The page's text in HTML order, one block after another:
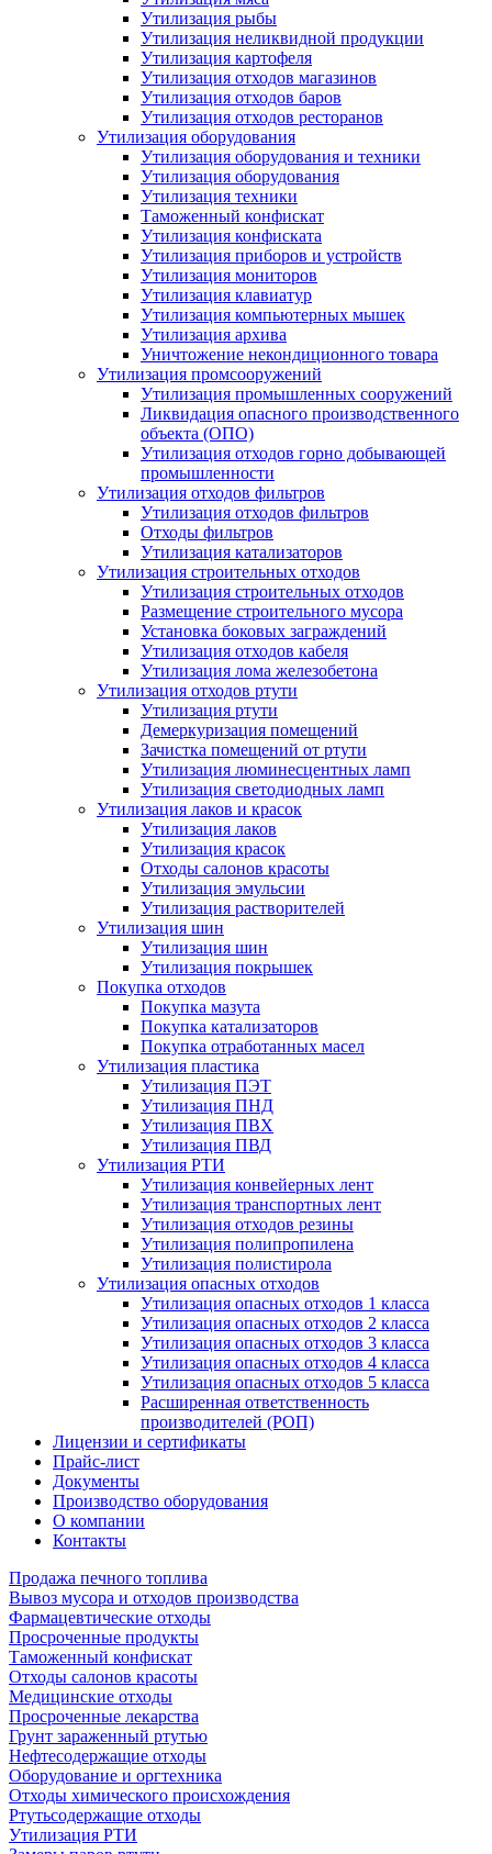
Утилизация рыбы
Утилизация неликвидной продукции
Утилизация картофеля
Утилизация отходов магазинов
Утилизация отходов баров
Утилизация отходов ресторанов
Утилизация оборудования
Утилизация оборудования и техники
Утилизация оборудования
Утилизация техники
Таможенный конфискат
Утилизация конфиската
Утилизация приборов и устройств
Утилизация мониторов
Утилизация клавиатур
Утилизация компьютерных мышек
Утилизация архива
Уничтожение некондиционного товара
Утилизация промсооружений
Утилизация промышленных сооружений
Ликвидация опасного производственного
объекта (ОПО)
Утилизация отходов горно добывающей
промышленности
Утилизация отходов фильтров
Утилизация отходов фильтров
Отходы фильтров
Утилизация катализаторов
Утилизация строительных отходов
Утилизация строительных отходов
Размещение строительного мусора
Установка боковых заграждений
Утилизация отходов кабеля
Утилизация лома железобетона
Утилизация отходов ртути
Утилизация ртути
Демеркуризация помещений
Зачистка помещений от ртути
Утилизация люминесцентных ламп
Утилизация светодиодных ламп
Утилизация лаков и красок
Утилизация лаков
Утилизация красок
Отходы салонов красоты
Утилизация эмульсии
Утилизация растворителей
Утилизация шин
Утилизация шин
Утилизация покрышек
Покупка отходов
Покупка мазута
Покупка катализаторов
Покупка отработанных масел
Утилизация пластика
Утилизация ПЭТ
Утилизация ПНД
Утилизация ПВХ
Утилизация ПВД
Утилизация РТИ
Утилизация конвейерных лент
Утилизация транспортных лент
Утилизация отходов резины
Утилизация полипропилена
Утилизация полистирола
Утилизация опасных отходов
Утилизация опасных отходов 1 класса
Утилизация опасных отходов 2 класса
Утилизация опасных отходов 3 класса
Утилизация опасных отходов 4 класса
Утилизация опасных отходов 5 класса
Расширенная ответственность
производителей (РОП)
Лицензии и сертификаты
Прайс-лист
Документы
Производство оборудования
О компании
Контакты
Продажа печного топлива
Вывоз мусора и отходов производства
Фармацевтические отходы
Просроченные продукты
Таможенный конфискат
Отходы салонов красоты
Медицинские отходы
Просроченные лекарства
Грунт зараженный ртутью
Нефтесодержащие отходы
Оборудование и оргтехника
Отходы химического происхождения
Ртутьсодержащие отходы
Утилизация РТИ